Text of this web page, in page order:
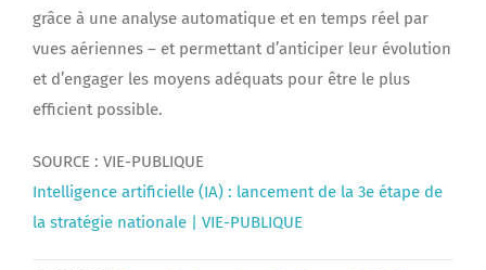
grâce à une analyse automatique et en temps réel par
vues aériennes – et permettant d’anticiper leur évolution
et d’engager les moyens adéquats pour être le plus
efficient possible.
SOURCE : VIE-PUBLIQUE
Intelligence artificielle (IA) : lancement de la 3e étape de
la stratégie nationale | VIE-PUBLIQUE